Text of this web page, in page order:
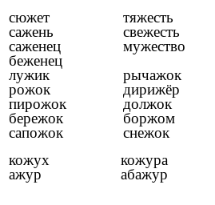
сюжет
тяжесть
сажень
свежесть
саженец
мужество
беженец
лужик
рычажок
рожок
дирижёр
пирожок
должок
бережок
боржом
сапожок
снежок
кожух
кожура
ажур
абажур